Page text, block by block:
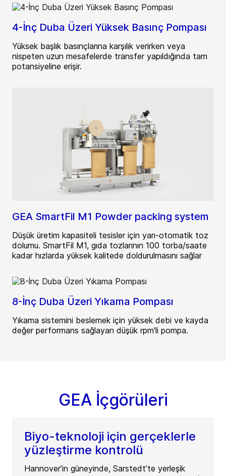
4-İnç Duba Üzeri Yüksek Basınç Pompası
Yüksek başlık basınçlarına karşılık verirken veya
nispeten uzun mesafelerde transfer yapıldığında tam
potansiyeline erişir.
GEA SmartFil M1 Powder packing system
Düşük üretim kapasiteli tesisler için yarı-otomatik toz
dolumu. SmartFil M1, gıda tozlarının 100 torba/saate
kadar hızlarda yüksek kalitede doldurulmasını sağlar
8-İnç Duba Üzeri Yıkama Pompası
Yıkama sistemini beslemek için yüksek debi ve kayda
değer performans sağlayan düşük rpm'li pompa.
GEA İçgörüleri
Biyo-teknoloji için gerçeklerle
yüzleştirme kontrolü
Hannover’in güneyinde, Sarstedt’te yerleşik